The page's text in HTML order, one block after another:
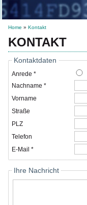
Home » Kontakt
KONTAKT
Kontaktdaten
Anrede *
Nachname *
Vorname
Straße
PLZ
Telefon
E-Mail *
Ihre Nachricht